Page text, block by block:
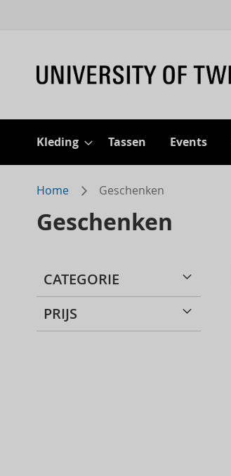
Kleding Tassen Events
Home Geschenken
Geschenken
CATEGORIE
PRIJS